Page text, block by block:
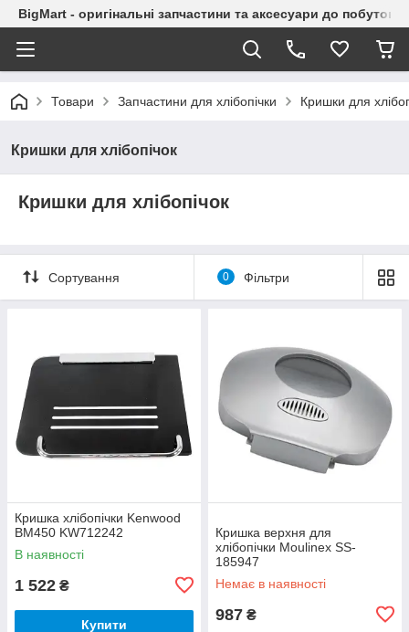
BigMart - оригінальні запчастини та аксесуари до побутової
Товари Запчастини для хлібопічки Кришки для
Кришки для хлібопічок
Кришки для хлібопічок
Сортування 0 Фільтри
Кришка хлібопічки Kenwood
BM450 KW712242
В наявності
1 522 ₴
Купити
Кришка верхня для
хлібопічки Moulinex SS-
185947
Немає в наявності
987 ₴